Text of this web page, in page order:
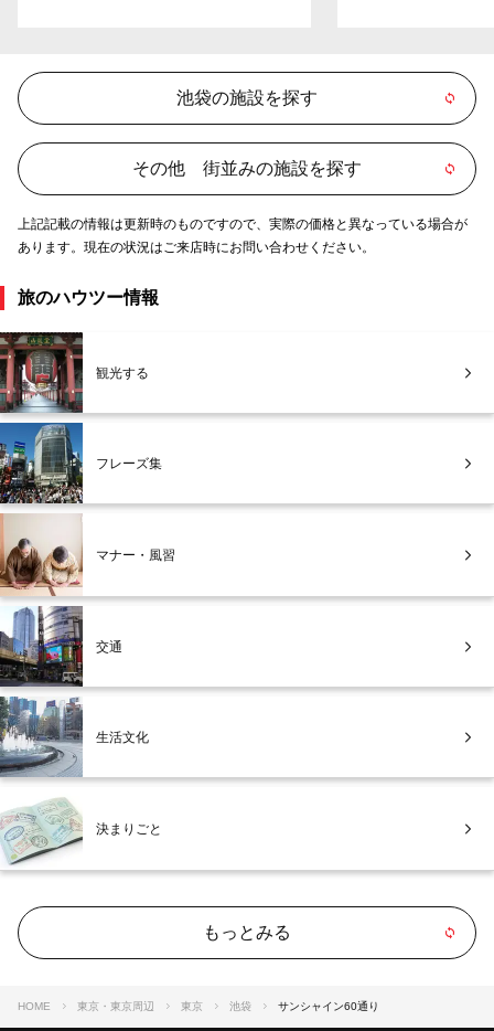
池袋の施設を探す
その他 街並みの施設を探す
上記記載の情報は更新時のものですので、実際の価格と異なっている場合が
あります。現在の状況はご来店時にお問い合わせください。
旅のハウツー情報
観光する
フレーズ集
マナー・風習
交通
生活文化
決まりごと
もっとみる
HOME 東京・東京周辺 東京 池袋 サンシャイン60通り